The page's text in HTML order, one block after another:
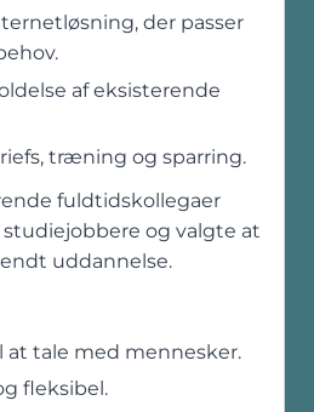
der passer
af eksisterende
træning og sparring.
fuldtidskollegaer
og valgte at
uddannelse.
at tale med mennesker.
fleksibel.